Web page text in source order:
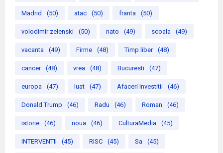
Madrid (50) atac (50) franta (50)
volodimir zelenski (50) nato (49) scoala (49)
vacanta (49) Firme (48) Timp liber (48)
cancer (48) vrea (48) Bucuresti (47)
europa (47) luat (47) Afaceri Investitii (46)
Donald Trump (46) Radu (46) Roman (46)
istorie (46) noua (46) CulturaMedia (45)
INTERVENTII (45) RISC (45) Sa (45)